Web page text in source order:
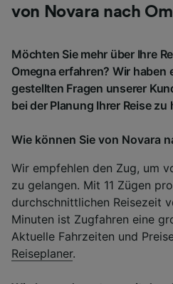
von Novara nach
Möchten Sie mehr über Ihre
Omegna erfahren? Wir haben
gestellten Fragen unserer
bei der Planung Ihrer Reise zu
Wie können Sie von Novara
Wir empfehlen den Zug, um
zu gelangen. Mit 11 Zügen
durchschnittlichen Reisezeit
Minuten ist Zugfahren eine
Aktuelle Fahrzeiten und
Reiseplaner.